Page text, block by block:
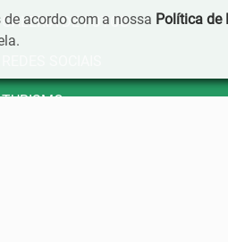
GALERIA DE FOTOS
TURISMO
acordo com a nossa Política de